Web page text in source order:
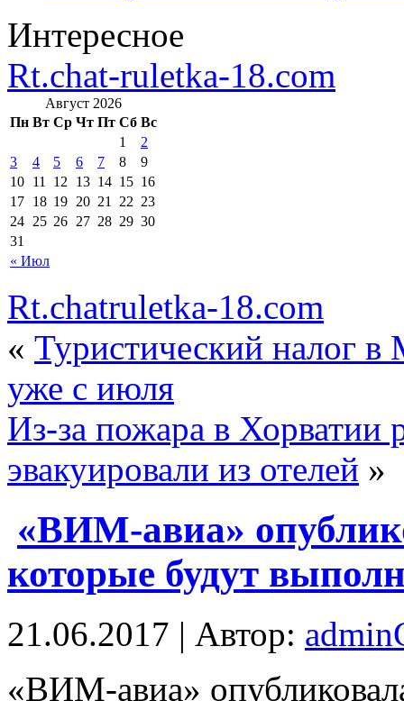
Интересное
Rt.chat-ruletka-18.com
Август 2026
Пн Вт Ср Чт Пт Сб Вс
« Июл
1
2
3
4 5 6 7 8
9
10 11 12 13 14 15 16
17 18 19 20 21 22 23
24 25 26 27 28 29 30
31
Rt.chatruletka-18.com
« Туристический налог
уже с июля
Из-за пожара в Хорватии
эвакуировали из отелей »
«ВИМ-авиа»
которые будут
21.06.2017 | Автор:
«ВИМ-aвиa»